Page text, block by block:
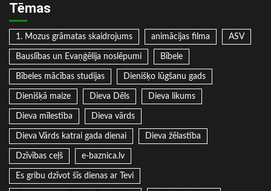
Tēmas
1. Mozus grāmatas skaidrojums animācijas filma ASV
Bauslības un Evaņģēlija noslēpumi Bībele
Bībeles mācības studijas Dienišķo lūgšanu gads
Dienišķā maize Dieva Dēls Dieva likums
Dieva mīlestība Dieva vārds
Dieva Vārds katrai gada dienai Dieva žēlastība
Dzīvības ceļš e-baznica.lv
Es gribu dzīvot šīs dienas ar Tevi